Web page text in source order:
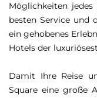
Möglichkeiten
besten Service und
ein gehobenes
Hotels der
Damit Ihre Reise
Square eine große